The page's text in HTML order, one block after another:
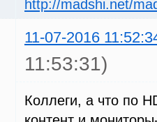
http://madshi.net/
11-07-2016
11:53:31)
Коллеги, а что по